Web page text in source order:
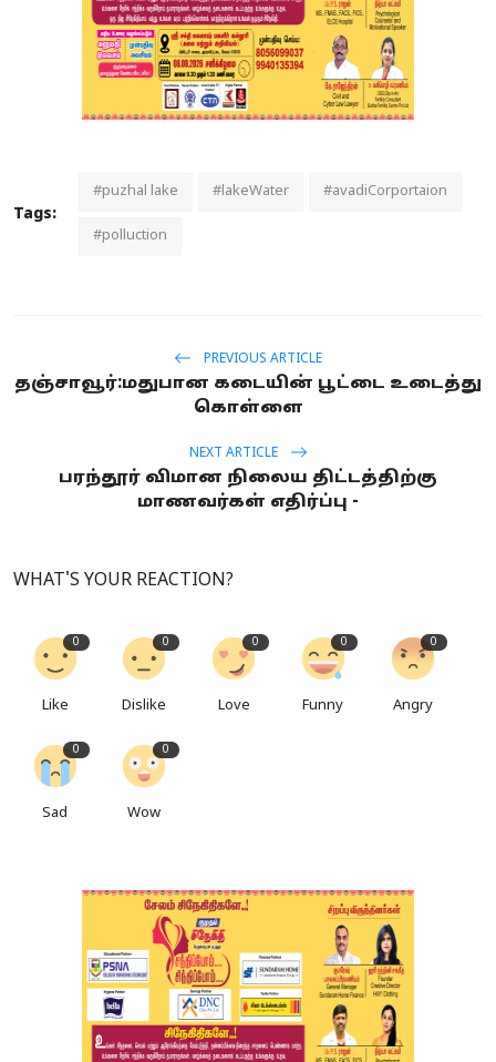
Tags:
#puzhal lake #lakeWater #avadiCorportaion
#polluction
PREVIOUS ARTICLE
தஞ்சாவூர்:மதுபான கடையின் பூட்டை உடைத்து
கொள்ளை
NEXT ARTICLE
பரந்தூர் விமான நிலைய திட்டத்திற்கு
மாணவர்கள் எதிர்ப்பு -
WHAT'S YOUR REACTION?
0
Like
0
Dislike
0
Love
0
Funny
0
Angry
0
Sad
0
Wow